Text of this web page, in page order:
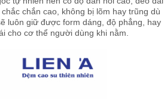
chắn cao, không bị lõm hay trũng dù
luôn giữ được form dáng, độ phẳng, hay
cho cơ thể người dùng khi nằm.